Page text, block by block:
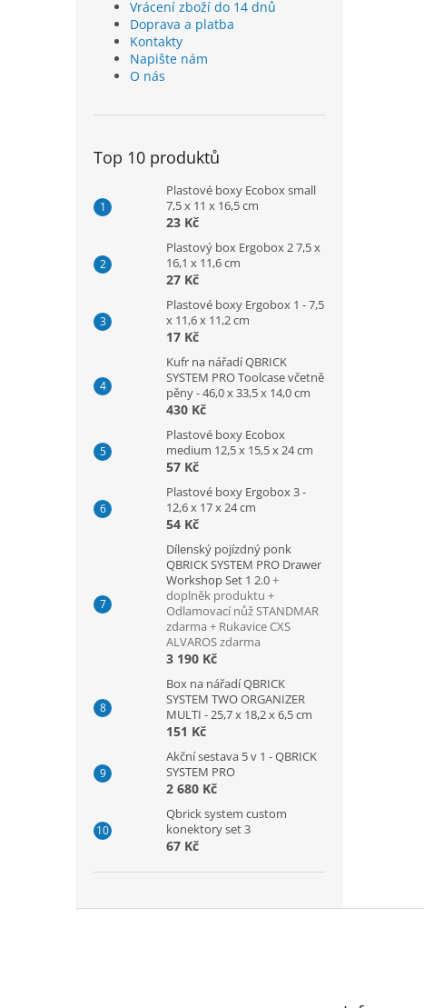
Vrácení zboží do 14 dnů
Doprava a platba
Kontakty
Napište nám
O nás
Top 10 produktů
Plastové boxy Ecobox small
7,5 x 11 x 16,5 cm
23 Kč
Plastový box Ergobox 2 7,5 x
16,1 x 11,6 cm
27 Kč
Plastové boxy Ergobox 1 - 7,5
x 11,6 x 11,2 cm
17 Kč
Kufr na nářadí QBRICK
SYSTEM PRO Toolcase včetně
pěny - 46,0 x 33,5 x 14,0 cm
430 Kč
Plastové boxy Ecobox
medium 12,5 x 15,5 x 24 cm
57 Kč
Plastové boxy Ergobox 3 -
12,6 x 17 x 24 cm
54 Kč
Dílenský pojízdný ponk
QBRICK SYSTEM PRO Drawer
Workshop Set 1 2.0+
doplněk produktu +
Odlamovací nůž STANDMAR
zdarma + Rukavice CXS
ALVAROS zdarma
3 190 Kč
Box na nářadí QBRICK
SYSTEM TWO ORGANIZER
MULTI - 25,7 x 18,2 x 6,5 cm
151 Kč
Akční sestava 5 v 1 - QBRICK
SYSTEM PRO
2 680 Kč
Qbrick system custom
konektory set 3
67 Kč